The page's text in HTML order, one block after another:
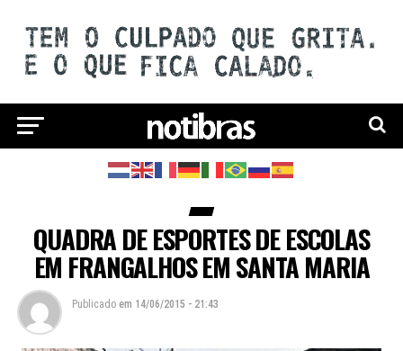
QUADRA DE ESPORTES DE ESCOLAS
EM FRANGALHOS EM SANTA MARIA
Publicado em 14/06/2015 - 21:43